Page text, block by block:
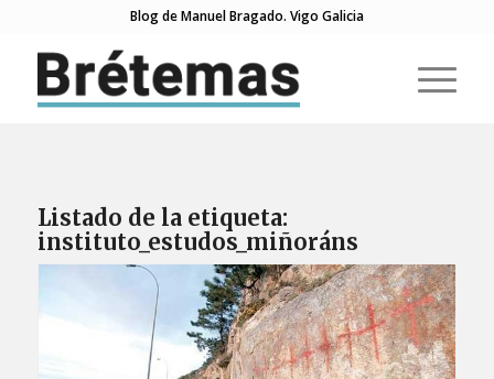
Blog de Manuel Bragado. Vigo Galicia
Listado de la etiqueta:
instituto_estudos_miñoráns